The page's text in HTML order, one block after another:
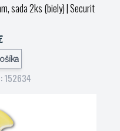
sada 2ks (biely)| Securit
152634